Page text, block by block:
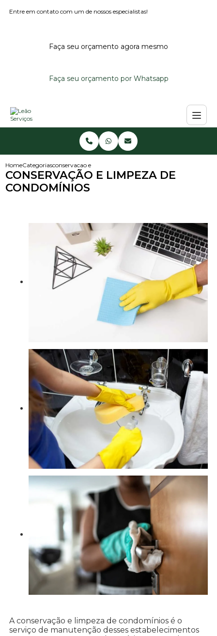
Entre em contato com um de nossos especialistas!
Faça seu orçamento agora mesmo
Faça seu orçamento por Whatsapp
HomeCategoriasconservacao e limpeza de condominios
CONSERVAÇÃO E LIMPEZA DE
CONDOMÍNIOS
A conservação e limpeza de condomínios é o
serviço de manutenção desses estabelecimentos